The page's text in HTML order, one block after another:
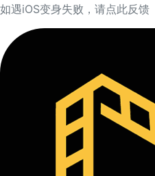
如遇iOS变身失败，请点此反馈